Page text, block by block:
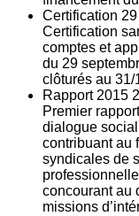
Certification 29
Certification
comptes et
du 29
clôturés au 31/
Rapport 2015
Premier
dialogue
contribuant au
syndicales de
concourant au
missions